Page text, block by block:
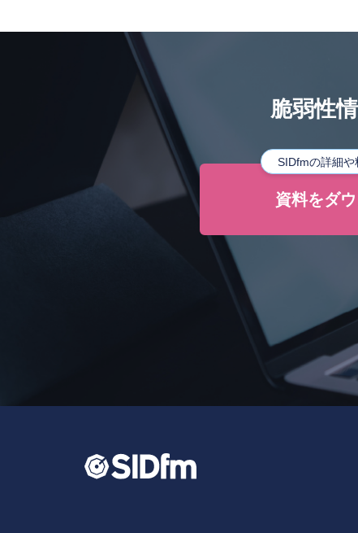
脆弱性
SIDfmの詳細や
資料をダ